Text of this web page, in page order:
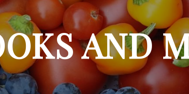
AND